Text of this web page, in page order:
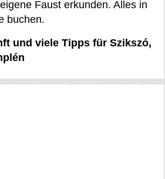
Faust erkunden. Alles in
buchen.
und viele Tipps für Szikszó,